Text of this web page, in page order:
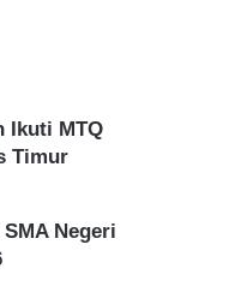
Ikuti MTQ
Timur
Negeri